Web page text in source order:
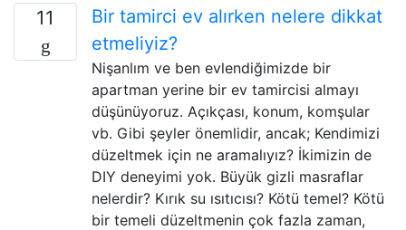
11
Bir tamirci ev alırken nelere dikkat
etmeliyiz?
Nişanlım ve ben evlendiğimizde bir
apartman yerine bir ev tamircisi almayı
düşünüyoruz. Açıkçası, konum, komşular
vb. Gibi şeyler önemlidir, ancak; Kendimizi
düzeltmek için ne aramalıyız? İkimizin de
DIY deneyimi yok. Büyük gizli masraflar
nelerdir? Kırık su ısıtıcısı? Kötü temel? Kötü
bir temeli düzeltmenin çok fazla zaman,